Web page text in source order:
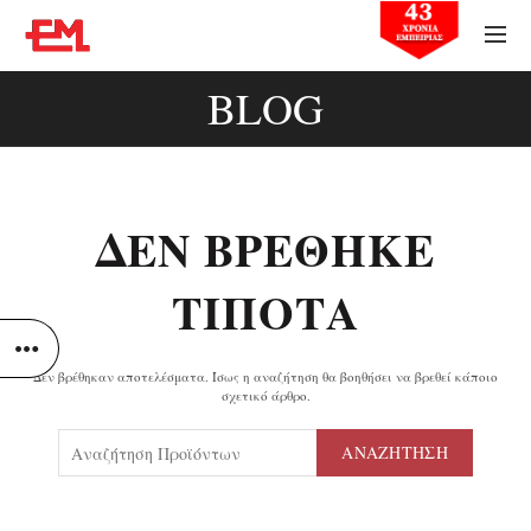
BLOG
ΔΕΝ ΒΡΈΘΗΚΕ
ΤΊΠΟΤΑ
Δεν βρέθηκαν αποτελέσματα. Ίσως η αναζήτηση θα βοηθήσει να βρεθεί κάποιο
σχετικό άρθρο.
ΑΝΑΖΉΤΗΣΗ